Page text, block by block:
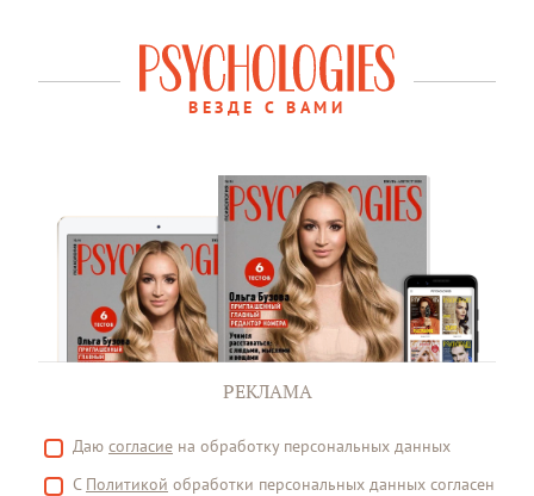
ВЕЗДЕ С ВАМИ
РЕКЛАМА
Даю согласие на обработку персональных данных
С Политикой обработки персональных данных согласен